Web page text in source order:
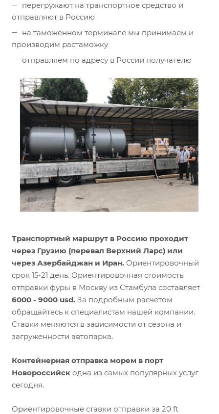
перегружают на транспортное средство и
отправляют в Россию
на таможенном терминале мы принимаем и
производим растаможку
отправляем по адресу в России получателю
Транспортный маршрут в Россию проходит
через Грузию (перевал Верхний Ларс) или
через Азербайджан и Иран. Ориентировочный
срок 15-21 день. Ориентировочная стоимость
отправки фуры в Москву из Стамбула составляет
6000 - 9000 usd. За подробным расчетом
обращайтесь к специалистам нашей компании.
Ставки меняются в зависимости от сезона и
загруженности автопарка.
Контейнерная отправка морем в порт
Новороссийск одна из самых популярных услуг
сегодня.
Ориентировочные ставки отправки за 20 ft